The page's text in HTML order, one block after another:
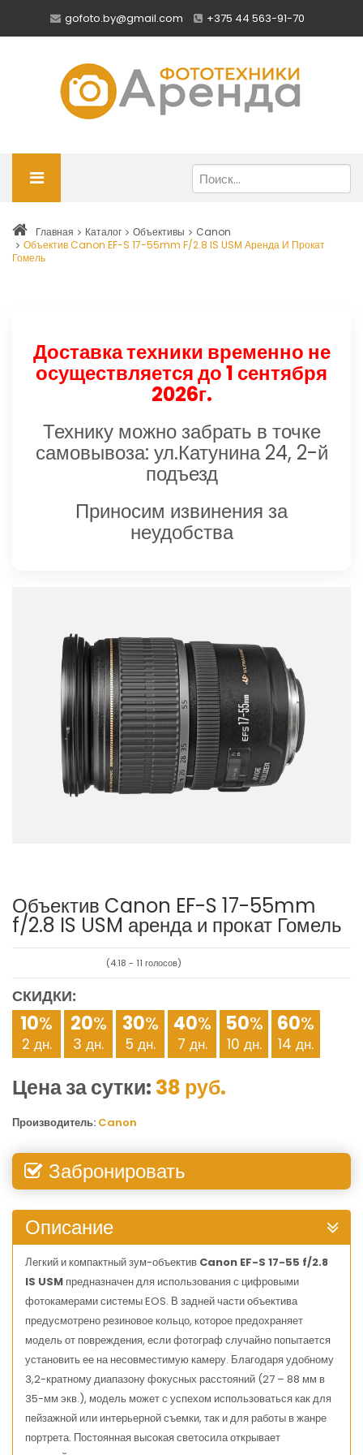
gofoto.by@gmail.com +375 44 563-91-70
Главная Каталог Объективы
Canon
Объектив Canon EF-S 17-55mm F/2.8 IS USM Аренда И Прокат
Гомель
Доставка техники временно не
осуществляется до 1 сентября
2026г.
Технику можно забрать в точке
самовывоза: ул.Катунина 24, 2-й
подъезд
Приносим извинения за
неудобства
Объектив Canon EF-S 17-55mm
f/2.8 IS USM аренда и прокат Гомель
(4.18 - 11 голосов)
СКИДКИ:
10%
2 дн.
20%
3 дн.
30%
5 дн.
40%
7 дн.
50%
10 дн.
60%
14 дн.
Цена за сутки: 38 руб.
Производитель: Canon
Забронировать
Описание
Легкий и компактный зум-объектив Canon EF-S 17-55 f/2.8
IS USM предназначен для использования с цифровыми
фотокамерами системы EOS. В задней части объектива
предусмотрено резиновое кольцо, которое предохраняет
модель от повреждения, если фотограф случайно попытается
установить ее на несовместимую камеру. Благодаря удобному
3,2-кратному диапазону фокусных расстояний (27 – 88 мм в
35-мм экв.), модель может с успехом использоваться как для
пейзажной или интерьерной съемки, так и для работы в жанре
портрета. Постоянная высокая светосила открывает